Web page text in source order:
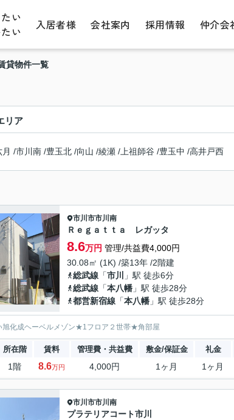
い
い
入居者様 会社案内 採用情報 仲介会
貸物件一覧
リア
/市川南 /豊玉北 /向山 /綾瀬 / 上祖師谷 /豊玉中 /高井戸西
市川市市川南
Ｒｅｇａｔｔａ レガッタ
8.6万円 管理/共益費4,000円
30.08㎡ (1K) /築13年 /2階建
総武線 「市川
」駅 徒歩6分
総武線 「本八幡 」駅 徒歩28分
都営新宿線 「本八幡 」駅 徒歩28分
化成ヘーベルメゾン★1フロア２世帯★角部屋
所在階 賃料 管理費・共益費 敷金/保証金 礼金
1階 8.6万円 4,000円 1ヶ月 1ヶ月
市川市市川南
プラテリアコート市川